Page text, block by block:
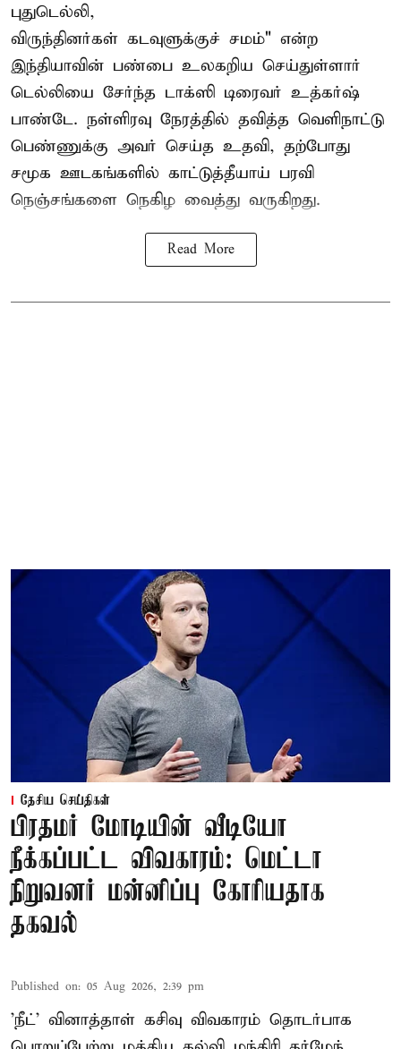
புதுடெல்லி,
விருந்தினர்கள் கடவுளுக்குச் சமம்" என்ற
இந்தியாவின் பண்பை உலகறிய செய்துள்ளார்
டெல்லியை சேர்ந்த டாக்ஸி டிரைவர் உத்கர்ஷ்
பாண்டே. நள்ளிரவு நேரத்தில் தவித்த வெளிநாட்டு
பெண்ணுக்கு அவர் செய்த உதவி, தற்போது
சமூக ஊடகங்களில் காட்டுத்தீயாய் பரவி
நெஞ்சங்களை நெகிழ வைத்து வருகிறது.
Read More
தேசிய செய்திகள்
பிரதமர் மோடியின் வீடியோ
நீக்கப்பட்ட விவகாரம்: மெட்டா
நிறுவனர் மன்னிப்பு கோரியதாக
தகவல்
Published on: 05 Aug 2026, 2:39 pm
'நீட்' வினாத்தாள் கசிவு விவகாரம் தொடர்பாக